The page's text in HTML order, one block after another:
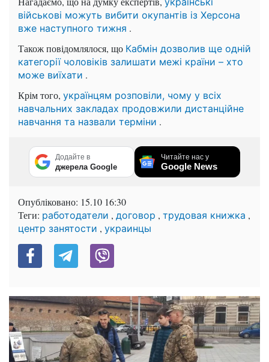
військові можуть вибити окупантів із Херсона
вже наступного тижня .
Також повідомлялося, що Кабмін дозволив ще одній
категорії чоловіків залишати межі країни – хто
може виїхати .
Крім того, українцям розповіли, чому у всіх
навчальних закладах продовжили дистанційне
навчання та назвали терміни .
Додайте в
джерела Google
Читайте нас у
Google News
Опубліковано: 15.10 16:30
Теги: работодатели , договор , трудовая книжка ,
центр занятости , украинцы